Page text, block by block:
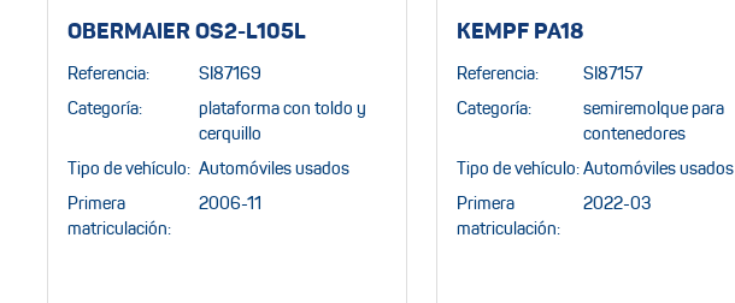
OBERMAIER OS2-L105L
Referencia: SI87169
Categoría:
plataforma con toldo y
cerquillo
Tipo de vehículo: Automóviles usados
Primera
matriculación:
2006-11
KEMPF PA18
Referencia: SI87157
Categoría:
semiremolque para
contenedores
Tipo de vehículo: Automóviles usados
Primera
matriculación:
2022-03